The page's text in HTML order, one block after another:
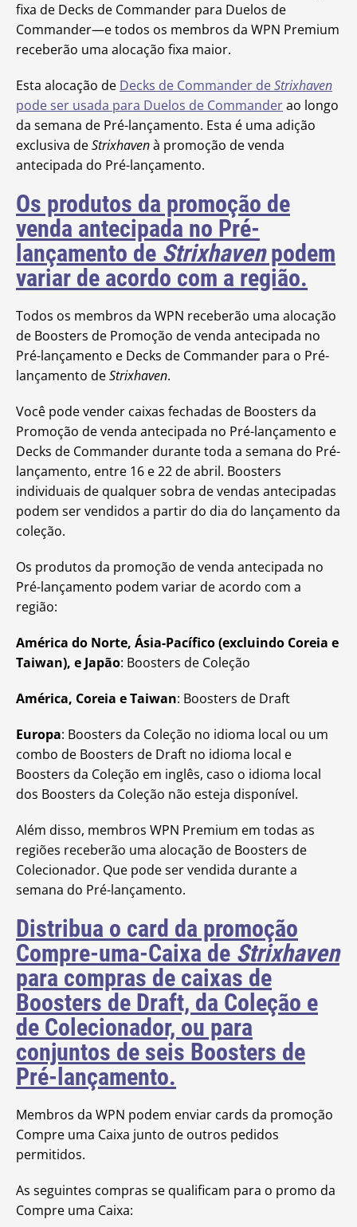
fixa de Decks de Commander para Duelos de
Commander—e todos os membros da WPN Premium
receberão uma alocação fixa maior.
Esta alocação de Decks de Commander deStrixhaven
pode ser usada para Duelos de Commanderao longo
da semana de Pré-lançamento. Esta é uma adição
exclusiva deStrixhavenà promoção de venda
antecipada do Pré-lançamento.
Os produtos da promoção de
venda antecipada no Pré-
lançamento de Strixhavenpodem
variar de acordo com a região.
Todos os membros da WPN receberão uma alocação
de Boosters de Promoção de venda antecipada no
Pré-lançamento e Decks de Commander para o Pré-
lançamento deStrixhaven.
Você pode vender caixas fechadas de Boosters da
Promoção de venda antecipada no Pré-lançamento e
Decks de Commander durante toda a semana do Pré-
lançamento, entre 16 e 22 de abril. Boosters
individuais de qualquer sobra de vendas antecipadas
podem ser vendidos a partir do dia do lançamento da
coleção.
Os produtos da promoção de venda antecipada no
Pré-lançamento podem variar de acordo com a
região:
América do Norte, Ásia-Pacífico (excluindo Coreia e
Taiwan), e Japão: Boosters de Coleção
América, Coreia e Taiwan: Boosters de Draft
Europa: Boosters da Coleção no idioma local ou um
combo de Boosters de Draft no idioma local e
Boosters da Coleção em inglês, caso o idioma local
dos Boosters da Coleção não esteja disponível.
Além disso, membros WPN Premium em todas as
regiões receberão uma alocação de Boosters de
Colecionador. Que pode ser vendida durante a
semana do Pré-lançamento.
Distribua o card da promoção
Compre-uma-Caixa de Strixhaven
para compras de caixas de
Boosters de Draft, da Coleção e
de Colecionador, ou para
conjuntos de seis Boosters de
Pré-lançamento.
Membros da WPN podem enviar cards da promoção
Compre uma Caixa junto de outros pedidos
permitidos.
As seguintes compras se qualificam para o promo da
Compre uma Caixa: